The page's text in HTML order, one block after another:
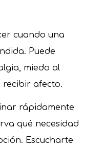
cuando una
Puede
miedo al
recibir afecto.
rápidamente
qué necesidad
Escucharte